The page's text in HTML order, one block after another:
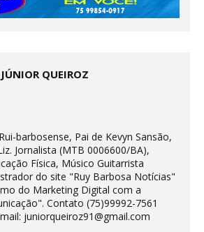
QUEIROZ
barbosense, Pai de Kevyn Sansão,
Jornalista (MTB 0006600/BA),
Física, Músico Guitarrista
do site "Ruy Barbosa Notícias"
do Marketing Digital com a
Contato (75)99992-7561
juniorqueiroz91@gmail.com